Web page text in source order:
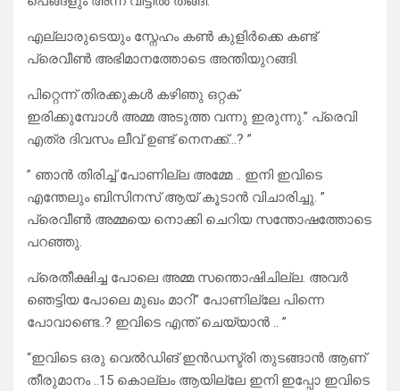
എല്ലാരുടെയും സ്നേഹം കൺ കുളിർക്കെ കണ്ട്
പ്രെവീൺ അഭിമാനത്തോടെ അന്തിയുറങ്ങി.
പിറ്റെന്ന് തിരക്കുകൾ കഴിഞു ഒറ്റക്
ഇരിക്കുമ്പോൾ അമ്മ അടുത്ത വന്നു ഇരുന്നു.” പ്രെവി
എത്ര ദിവസം ലീവ് ഉണ്ട് നെനക്ക്…? ”
” ഞാൻ തിരിച്ച് പോണില്ല അമ്മേ .. ഇനി ഇവിടെ
എന്തേലും ബിസിനസ്‌ ആയ് കൂടാൻ വിചാരിച്ചു. ”
പ്രെവീൺ അമ്മയെ നൊക്കി ചെറിയ സന്തോഷത്തോടെ
പറഞ്ഞു.
പ്രെതീക്ഷിച്ച പോലെ അമ്മ സന്തൊഷിചില്ല. അവർ
ഞെട്ടിയ പോലെ മുഖം മാറി” പോണില്ലേ പിന്നെ
പോവാണ്ടെ..? ഇവിടെ എന്ത് ചെയ്യാൻ .. ”
“ഇവിടെ ഒരു വെൽഡിങ് ഇൻഡസ്ട്രി തുടങ്ങാൻ ആണ്
തീരുമാനം ..15 കൊല്ലം ആയില്ലേ ഇനി ഇപ്പോ ഇവിടെ